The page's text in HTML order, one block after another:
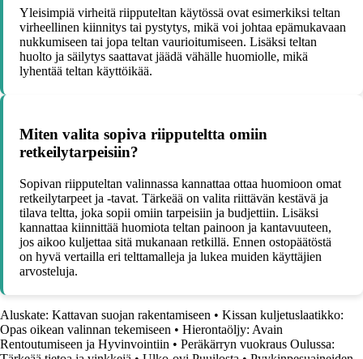
Yleisimpiä virheitä riipputeltan käytössä ovat esimerkiksi teltan
virheellinen kiinnitys tai pystytys, mikä voi johtaa epämukavaan
nukkumiseen tai jopa teltan vaurioitumiseen. Lisäksi teltan
huolto ja säilytys saattavat jäädä vähälle huomiolle, mikä
lyhentää teltan käyttöikää.
Miten valita sopiva riipputeltta omiin
retkeilytarpeisiin?
Sopivan riipputeltan valinnassa kannattaa ottaa huomioon omat
retkeilytarpeet ja -tavat. Tärkeää on valita riittävän kestävä ja
tilava teltta, joka sopii omiin tarpeisiin ja budjettiin. Lisäksi
kannattaa kiinnittää huomiota teltan painoon ja kantavuuteen,
jos aikoo kuljettaa sitä mukanaan retkillä. Ennen ostopäätöstä
on hyvä vertailla eri telttamalleja ja lukea muiden käyttäjien
arvosteluja.
Aluskate: Kattavan suojan rakentamiseen • Kissan kuljetuslaatikko:
Opas oikean valinnan tekemiseen • Hierontaöljy: Avain
Rentoutumiseen ja Hyvinvointiin • Peräkärryn vuokraus Oulussa: